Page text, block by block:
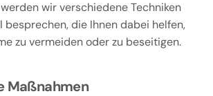
wir verschiedene Techniken
besprechen, die Ihnen dabei helfen,
zu vermeiden oder zu beseitigen.
Maßnahmen